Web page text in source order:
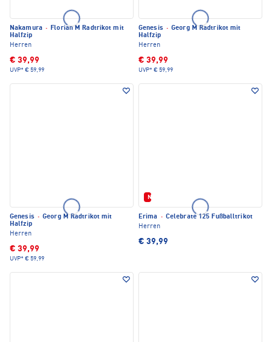
Nakamura · Florian M Radtrikot mit
Halfzip
Herren
€ 39,99
UVP* € 59,99
Genesis · Georg M Radtrikot mit
Halfzip
Herren
€ 39,99
UVP* € 59,99
Genesis · Georg M Radtrikot mit
Halfzip
Herren
€ 39,99
UVP* € 59,99
Neu
Erima · Celebrate 125 Fußballtrikot
Herren
€ 39,99